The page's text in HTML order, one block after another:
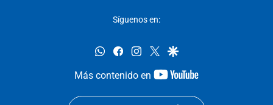
Síguenos en:
whatsappfacebookinstagram
twittergoogle
Más contenido en
youtube-